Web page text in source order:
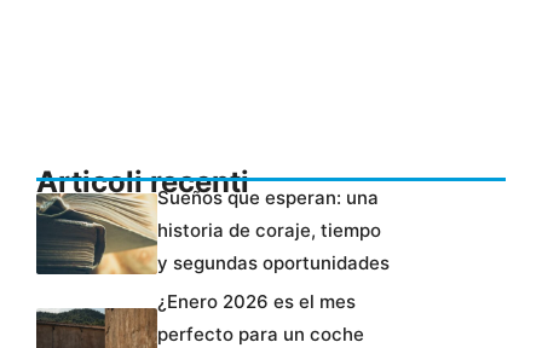
Articoli recentiSueños que esperan: una
historia de coraje, tiempo
y segundas oportunidades
¿Enero 2026 es el mes
perfecto para un coche